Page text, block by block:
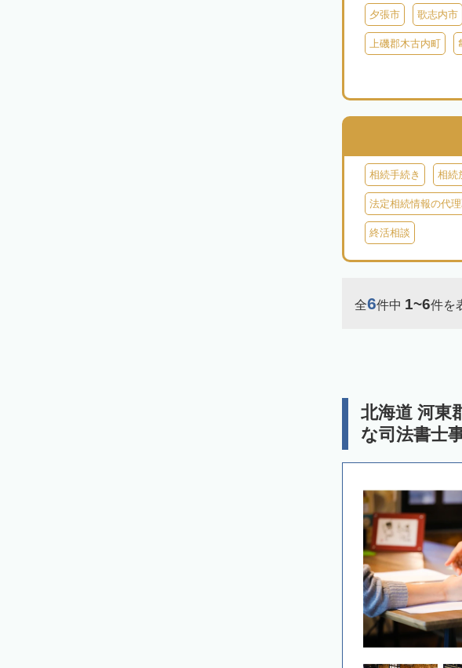
夕張市 歌志内市
上磯郡木古内町
島牧郡島牧村 寿
岩内郡共和町 岩
余市郡仁木町 余
空知郡上富良野町
樺戸郡月形町
上川郡東神楽町
天塩郡遠別町 天
常呂郡置戸町 常
紋別郡西興部村
浦河郡浦河町 様
河東郡上士幌町
広尾郡広尾町 足
相続手続き 相続
法定相続情報の代
終活相談
全6件中 1~6件を
北海道 河東
な司法書士